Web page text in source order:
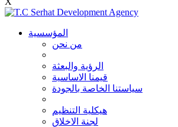
المؤسسية
من نحن
الرؤية والبعثة
قيمنا الاساسية
سياستنا الخاصة بالجودة
هيكلية التنظيم
لجنة الاخلاق